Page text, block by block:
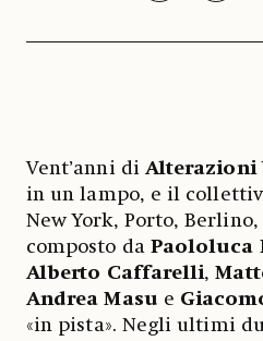
Vent’anni di Alterazioni
in un lampo, e il
New York, Porto, Berlino,
composto da Paololuca
Alberto Caffarelli,
Andrea Masu e
«in pista». Negli ultimi